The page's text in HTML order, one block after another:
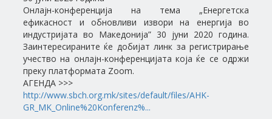
Oнлајн-конференција на тема „Енергетска
ефикасност и обновливи извори на енергија во
индустријата во Македонија” 30 јуни 2020 година.
Заинтересираните ќе добијат линк за регистрирање
учество на онлајн-конференцијата која ќе се одржи
преку платформата Zoom.
АГЕНДА >>>
http://www.sbch.org.mk/sites/default/files/AHK-
GR_MK_Online%20Konferenz%...